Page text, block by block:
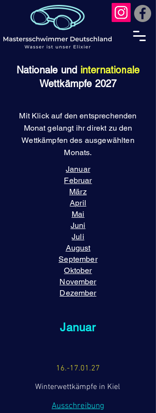
Nationale und internationale
Wettkämpfe 2027
Mit Klick auf den entsprechenden
Monat gelangt ihr direkt zu den
Wettkämpfen des ausgewählten
Monats.
Januar
Februar
März
April
Mai
Juni
Juli
August
September
Oktober
November
Dezember
Januar
16.-17.01.27
Winterwettkämpfe in Kiel
Ausschreibung